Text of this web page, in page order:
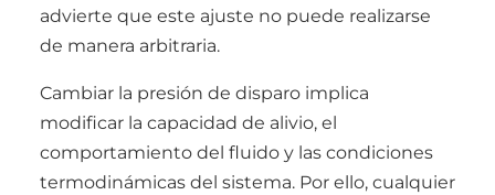
advierte que este ajuste no puede realizarse
de manera arbitraria.
Cambiar la presión de disparo implica
modificar la capacidad de alivio, el
comportamiento del fluido y las condiciones
termodinámicas del sistema. Por ello, cualquier